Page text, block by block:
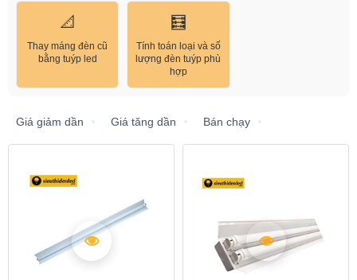
📐
Thay máng đèn cũ
bằng tuýp led
🧮
Tính toán loại và số
lượng đèn tuýp phù
hợp
Giá giảm dần Giá tăng dần Bán chạy